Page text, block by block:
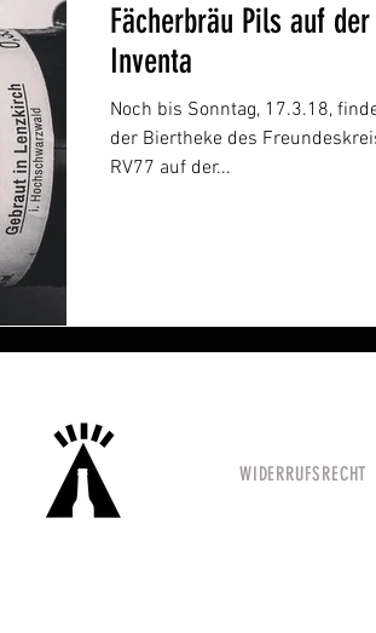
Fächerbräu Pils auf
Inventa
Noch bis Sonntag, 17.3.18,
der Biertheke des
RV77 auf der...
WIDERRUFSRECHT